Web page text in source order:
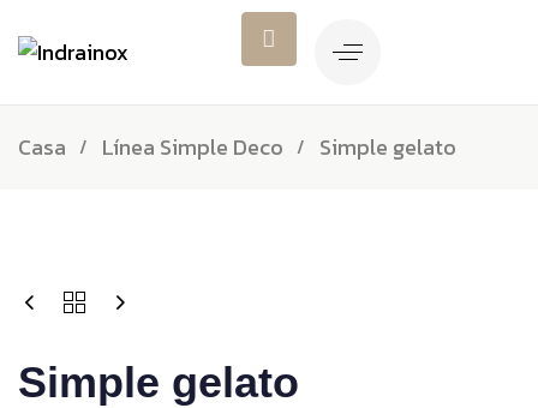
Casa Línea Simple Deco Simple gelato
Simple gelato